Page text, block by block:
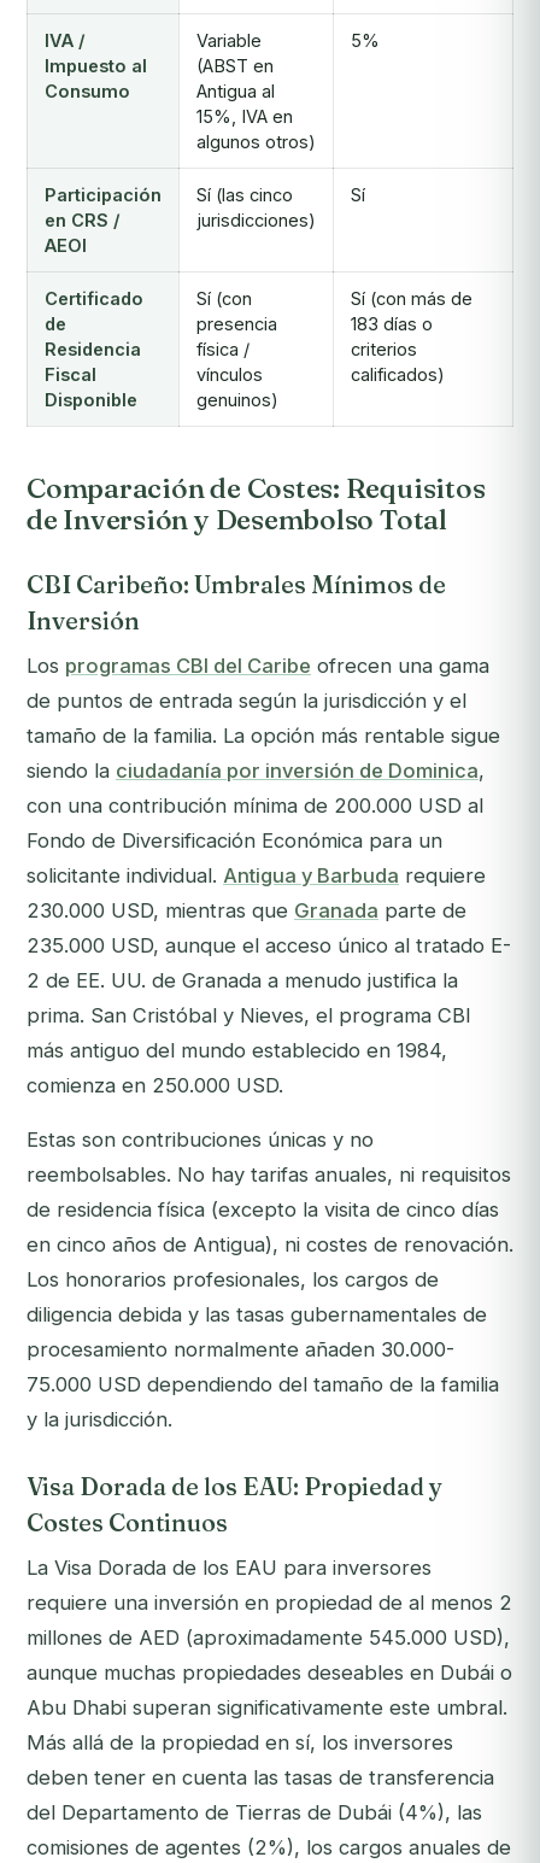
IVA /
Impuesto al
Consumo
Variable
(ABST en
Antigua al
15%, IVA en
algunos otros)
5%
Participación
en CRS /
AEOI
Sí (las cinco
jurisdicciones)
Sí
Certificado
de
Residencia
Fiscal
Disponible
Sí (con
presencia
física /
vínculos
genuinos)
Sí (con más de
183 días o
criterios
calificados)
Comparación de Costes: Requisitos
de Inversión y Desembolso Total
CBI Caribeño: Umbrales Mínimos de
Inversión
Los programas CBI del Caribe ofrecen una gama
de puntos de entrada según la jurisdicción y el
tamaño de la familia. La opción más rentable sigue
siendo la ciudadanía por inversión de Dominica,
con una contribución mínima de 200.000 USD al
Fondo de Diversificación Económica para un
solicitante individual. Antigua y Barbuda requiere
230.000 USD, mientras que Granada parte de
235.000 USD, aunque el acceso único al tratado E-
2 de EE. UU. de Granada a menudo justifica la
prima. San Cristóbal y Nieves, el programa CBI
más antiguo del mundo establecido en 1984,
comienza en 250.000 USD.
Estas son contribuciones únicas y no
reembolsables. No hay tarifas anuales, ni requisitos
de residencia física (excepto la visita de cinco días
en cinco años de Antigua), ni costes de renovación.
Los honorarios profesionales, los cargos de
diligencia debida y las tasas gubernamentales de
procesamiento normalmente añaden 30.000-
75.000 USD dependiendo del tamaño de la familia
y la jurisdicción.
Visa Dorada de los EAU: Propiedad y
Costes Continuos
La Visa Dorada de los EAU para inversores
requiere una inversión en propiedad de al menos 2
millones de AED (aproximadamente 545.000 USD),
aunque muchas propiedades deseables en Dubái o
Abu Dhabi superan significativamente este umbral.
Más allá de la propiedad en sí, los inversores
deben tener en cuenta las tasas de transferencia
del Departamento de Tierras de Dubái (4%), las
comisiones de agentes (2%), los cargos anuales de